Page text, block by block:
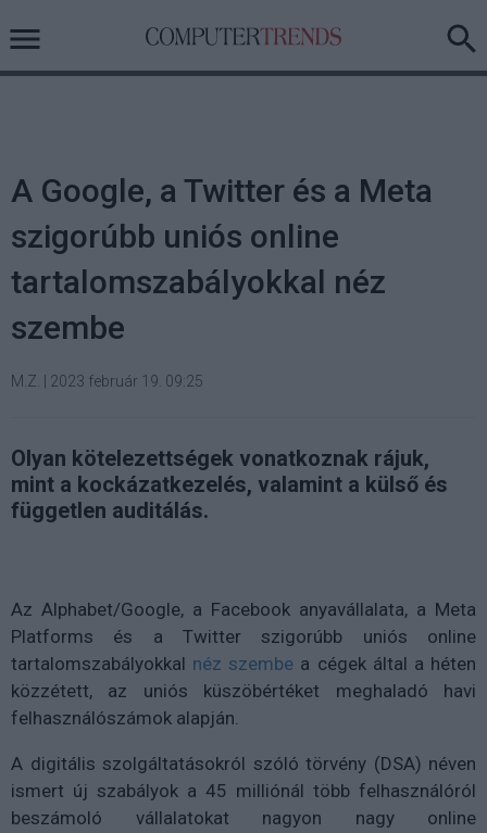
A Google, a Twitter és a Meta
szigorúbb uniós online
tartalomszabályokkal néz
szembe
M.Z. 2023 február 19. 09:25
Olyan kötelezettségek vonatkoznak rájuk,
mint a kockázatkezelés, valamint a külső és
független auditálás.
Az Alphabet/Google, a Facebook anyavállalata, a Meta
Platforms és a Twitter szigorúbb uniós online
tartalomszabályokkal néz szembe a cégek által a héten
közzétett, az uniós küszöbértéket meghaladó havi
felhasználószámok alapján.
A digitális szolgáltatásokról szóló törvény (DSA) néven
ismert új szabályok a 45 milliónál több felhasználóról
beszámoló vállalatokat nagyon nagy online